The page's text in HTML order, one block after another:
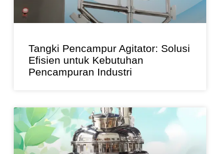
Tangki Pencampur Agitator: Solusi
Efisien untuk Kebutuhan
Pencampuran Industri